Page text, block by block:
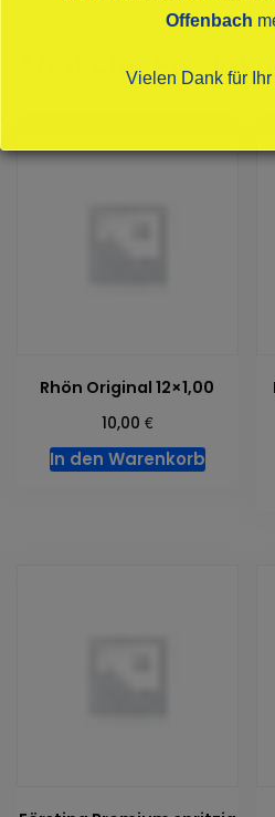
Ähnliche
Rhön Original 12×1,00
10,00 €
In den Warenkorb
Offenbach
Vielen Dank für
Dies schließt sich